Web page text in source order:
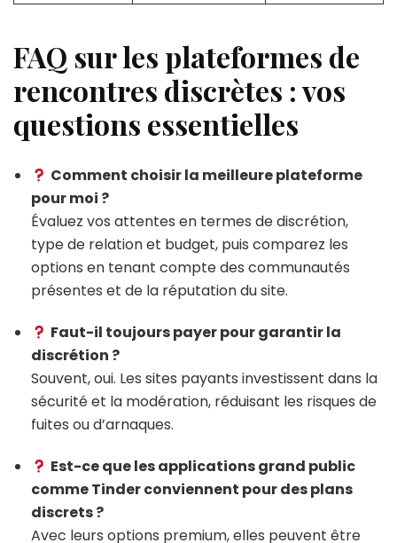
FAQ sur les plateformes de
rencontres discrètes : vos
questions essentielles
Comment choisir la meilleure plateforme
pour moi ?
Évaluez vos attentes en termes de discrétion,
type de relation et budget, puis comparez les
options en tenant compte des communautés
présentes et de la réputation du site.
Faut-il toujours payer pour garantir la
discrétion ?
Souvent, oui. Les sites payants investissent dans la
sécurité et la modération, réduisant les risques de
fuites ou d’arnaques.
Est-ce que les applications grand public
comme Tinder conviennent pour des plans
discrets ?
Avec leurs options premium, elles peuvent être